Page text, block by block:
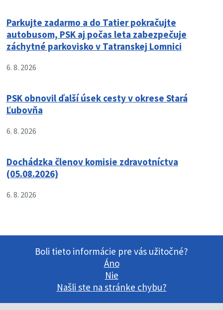
Parkujte zadarmo a do Tatier pokračujte
autobusom, PSK aj počas leta zabezpečuje
záchytné parkovisko v Tatranskej Lomnici
6. 8. 2026
PSK obnovil ďalší úsek cesty v okrese Stará
Ľubovňa
6. 8. 2026
Dochádzka členov komisie zdravotníctva
(05.08.2026)
6. 8. 2026
Boli tieto informácie pre vás užitočné?
Áno
Nie
Našli ste na stránke chybu?